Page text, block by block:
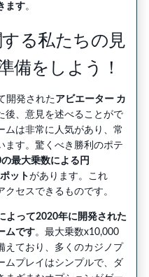
ます。
る私たちの見
備をしよう！
開発されたアビエーター カ
後、意見を述べることがで
ムは非常に人気があり、常
ます。驚くべき勝利のポテ
最大乗数による円
ットがあります。これ
セスできるものです。
よって2020年に開発された
ムです。最大乗数x10,000
えており、多くのカジノプ
ムプレイはシンプルで、ダ